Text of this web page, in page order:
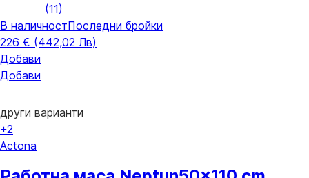
(11)
В наличностПоследни бройки
226 € (442,02 Лв)
Добави
Добави
други варианти
+2
Actona